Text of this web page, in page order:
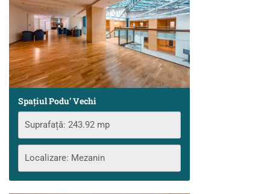
Spațiul Podu’ Vechi
Suprafață: 243.92 mp
Localizare: Mezanin